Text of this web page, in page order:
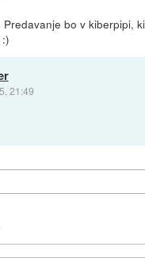
bo v kiberpipi,
21:49